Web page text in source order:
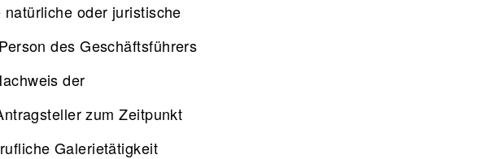
oder juristische
des Geschäftsführers
der
zum Zeitpunkt
Galerietätigkeit